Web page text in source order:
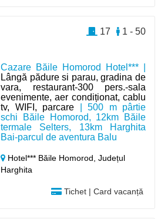
Cazare Băile Homorod Hotel*** |
Lângă pădure si parau, gradina de
vara, restaurant-300 pers.-sala
evenimente, aer condiționat, cablu
tv, WIFI, parcare | 500 m pârtie
schi Băile Homorod, 12km Băile
termale Selters, 13km Harghita
Bai-parcul de aventura Balu
Hotel*** Băile Homorod,Județul
Harghita
Tichet | Card vacanță
1 - 50
17